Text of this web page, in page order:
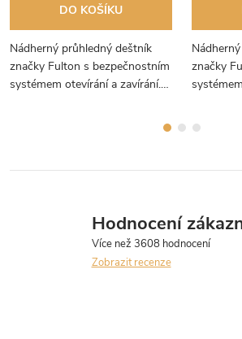
DO KOŠÍKU
Nádherný průhledný deštník
značky Fulton s bezpečnostním
systémem otevírání a zavírání.
značky
kytičkami.
Hodnocení
Zobrazit recenze